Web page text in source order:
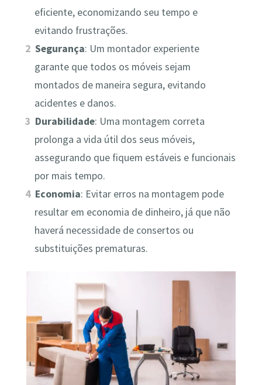
eficiente, economizando seu tempo e
evitando frustrações.
Segurança: Um montador experiente
garante que todos os móveis sejam
montados de maneira segura, evitando
acidentes e danos.
Durabilidade: Uma montagem correta
prolonga a vida útil dos seus móveis,
assegurando que fiquem estáveis e funcionais
por mais tempo.
Economia: Evitar erros na montagem pode
resultar em economia de dinheiro, já que não
haverá necessidade de consertos ou
substituições prematuras.